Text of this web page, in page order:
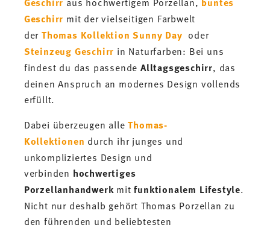
Geschirr mit der vielseitigen Farbwelt
derThomas Kollektion Sunny Day oder
Steinzeug Geschirr in Naturfarben: Bei uns
findest du das passendeAlltagsgeschirr, das
deinen Anspruch an modernes Design vollends
erfüllt.
Dabei überzeugen alleThomas-
Kollektionen durch ihr junges und
unkompliziertes Design und
verbinden hochwertiges
Porzellanhandwerk mit funktionalem Lifestyle.
Nicht nur deshalb gehört Thomas Porzellan zu
den führenden und beliebtesten